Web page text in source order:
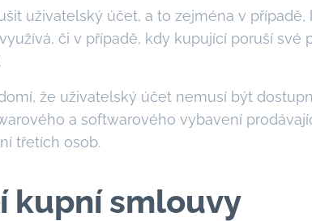
uživatelský účet, a to zejména v
či v případě, kdy kupující poruší
že uživatelský účet nemusí být
a softwarového vybavení
třetích osob.
kupní smlouvy